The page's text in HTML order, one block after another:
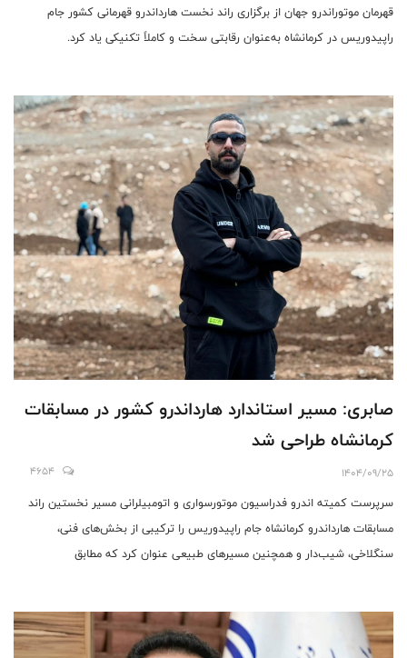
قهرمان موتوراندرو جهان از برگزاری راند نخست هارداندرو قهرمانی کشور جام
راپیدوریس در کرمانشاه به‌عنوان رقابتی سخت و کاملاً تکنیکی یاد کرد.
صابری: مسیر استاندارد هارداندرو کشور در مسابقات
کرمانشاه طراحی شد
1404/09/25
4654
سرپرست کمیته اندرو فدراسیون موتورسواری و اتومبیلرانی مسیر نخستین راند
مسابقات هارداندرو کرمانشاه جام راپیدوریس را ترکیبی از بخش‌های فنی،
سنگلاخی، شیب‌دار و همچنین مسیرهای طبیعی عنوان کرد که مطابق